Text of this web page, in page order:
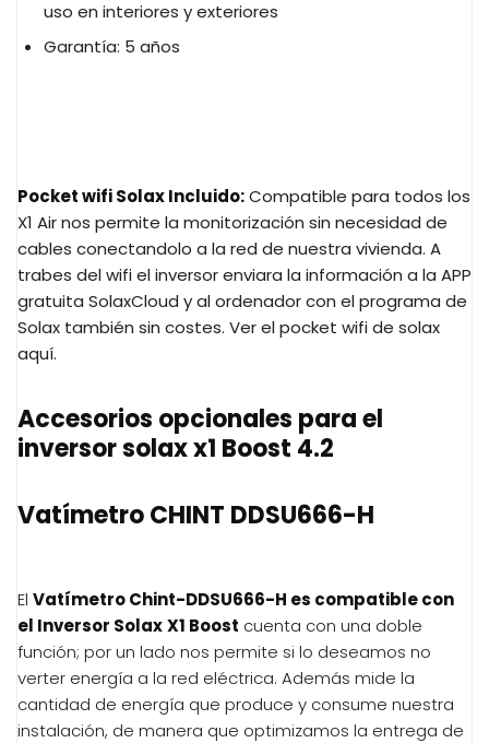
uso en interiores y exteriores
Garantía: 5 años
Pocket wifi Solax Incluido:Compatible para todos los
X1 Air nos permite la monitorización sin necesidad de
cables conectandolo a la red de nuestra vivienda. A
trabes del wifi el inversor enviara la información a la APP
gratuita SolaxCloud y al ordenador con el programa de
Solax también sin costes. Ver el pocket wifi de solax
aquí.
Accesorios opcionales para el
inversor solax x1 Boost 4.2
Vatímetro CHINT DDSU666-H
El Vatímetro Chint-DDSU666-H es compatible con
el Inversor SolaxX1 Boost cuenta con una doble
función; por un lado nos permite si lo deseamos no
verter energía a la red eléctrica. Además mide la
cantidad de energía que produce y consume nuestra
instalación, de manera que optimizamos la entrega de